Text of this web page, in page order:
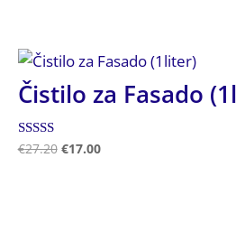
Čistilo za Fasado
Ocenjeno
€27.20 €17.00